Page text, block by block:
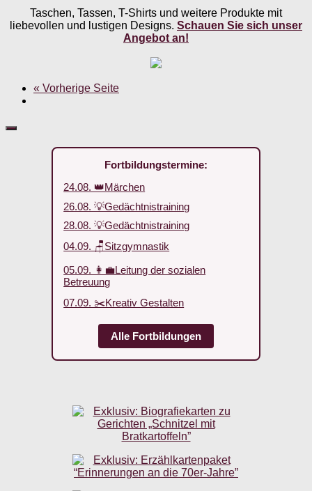
Taschen, Tassen, T-Shirts und weitere Produkte mit
liebevollen und lustigen Designs. Schauen Sie sich unser
Angebot an!
« Vorherige Seite
Fortbildungstermine:
24.08. 👑Märchen
26.08. 💡Gedächtnistraining
28.08. 💡Gedächtnistraining
04.09. 🪑Sitzgymnastik
05.09. 👩‍💼Leitung der sozialen
Betreuung
07.09. ✂️Kreativ Gestalten
Alle Fortbildungen